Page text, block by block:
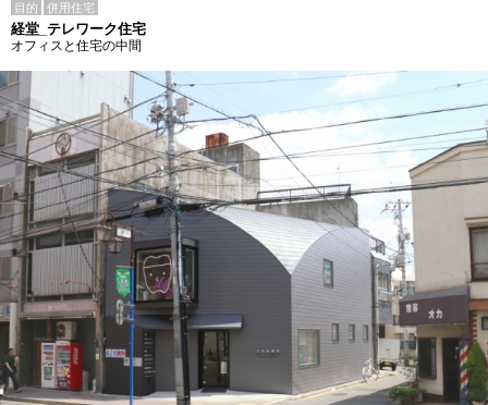
目的 併用住宅
経堂_テレワーク住宅
オフィスと住宅の中間